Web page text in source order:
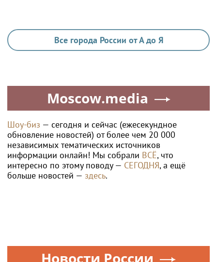
Все города России от А до Я
Moscow.media
Шоу-биз — сегодня и сейчас (ежесекундное
обновление новостей) от более чем 20 000
независимых тематических источников
информации онлайн! Мы собрали ВСЁ, что
интересно по этому поводу — СЕГОДНЯ, а ещё
больше новостей — здесь.
Новости России